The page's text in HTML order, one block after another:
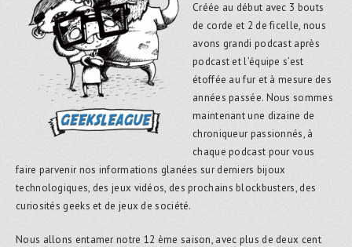
Créée au début avec 3 bouts
de corde et 2 de ficelle, nous
avons grandi podcast après
podcast et l’équipe s’est
étoffée au fur et à mesure des
années passée. Nous sommes
maintenant une dizaine de
chroniqueur passionnés, à
chaque podcast pour vous
faire parvenir nos informations glanées sur derniers bijoux
technologiques, des jeux vidéos, des prochains blockbusters, des
curiosités geeks et de jeux de société.
Nous allons entamer notre 12 ème saison, avec plus de deux cent